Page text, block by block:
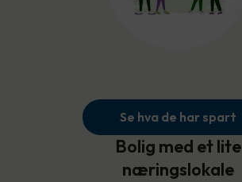
Se hva de har spart
Bolig med et lite
næringslokale